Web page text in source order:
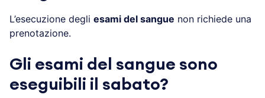
L’esecuzione degli esami del sangue non richiede una
prenotazione.
Gli esami del sangue sono
eseguibili il sabato?